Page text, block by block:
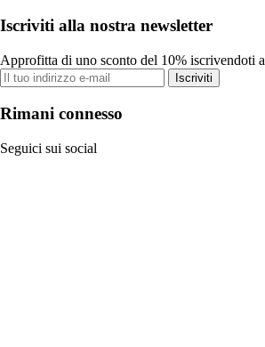
Iscriviti alla nostra newsletter
Approfitta di uno sconto del 10% iscrivendoti
Iscriviti
Rimani connesso
Seguici sui social